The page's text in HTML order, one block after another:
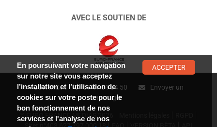
AVEC LE SOUTIEN DE
CONTACT : 01 47 01 34 50
Envoyer un
message
© EURO FRANCE MÉDIAS 2026
En poursuivant votre navigation
sur notre site vous acceptez
l’installation et l’utilisation de
cookies sur votre poste pour le
bon fonctionnement de nos
services et l'analyse de nos
ACCEPTER